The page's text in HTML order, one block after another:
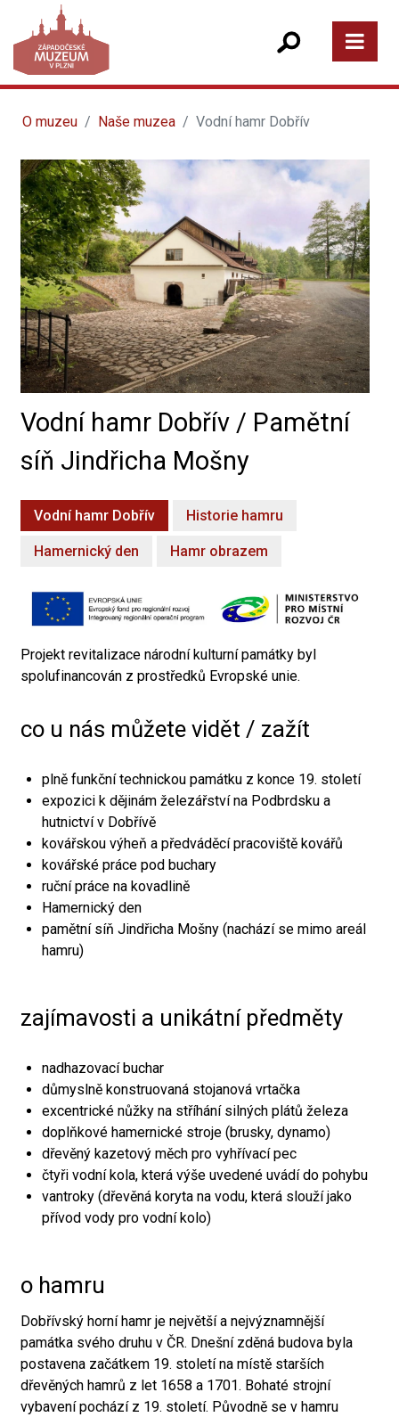
O muzeu Naše muzea Vodní hamr Dobřív
Vodní hamr Dobřív / Pamětní
síň Jindřicha Mošny
Vodní hamr Dobřív Historie hamru
Hamernický den Hamr obrazem
Projekt revitalizace národní kulturní památky byl
spolufinancován z prostředků Evropské unie.
co u nás můžete vidět / zažít
plně funkční technickou památku z konce 19. století
expozici k dějinám železářství na Podbrdsku a
hutnictví v Dobřívě
kovářskou výheň a předváděcí pracoviště kovářů
kovářské práce pod buchary
ruční práce na kovadlině
Hamernický den
pamětní síň Jindřicha Mošny (nachází se mimo areál
hamru)
zajímavosti a unikátní předměty
nadhazovací buchar
důmyslně konstruovaná stojanová vrtačka
excentrické nůžky na stříhání silných plátů železa
doplňkové hamernické stroje (brusky, dynamo)
dřevěný kazetový měch pro vyhřívací pec
čtyři vodní kola, která výše uvedené uvádí do pohybu
vantroky (dřevěná koryta na vodu, která slouží jako
přívod vody pro vodní kolo)
o hamru
Dobřívský horní hamr je největší a nejvýznamnější
památka svého druhu v ČR. Dnešní zděná budova byla
postavena začátkem 19. století na místě starších
dřevěných hamrů z let 1658 a 1701. Bohaté strojní
vybavení pochází z 19. století. Původně se v hamru